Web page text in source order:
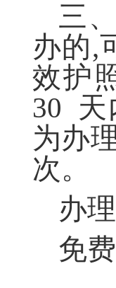
三
办的,
效护
30 天
为办
次。
办
免